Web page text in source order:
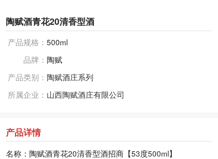
陶赋酒青花20清香型酒
产品规格： 500ml
品牌： 陶赋
产品类别： 陶赋酒庄系列
所属企业： 山西陶赋酒庄有限公司
产品详情
名称：陶赋酒青花20清香型酒招商【53度500ml】